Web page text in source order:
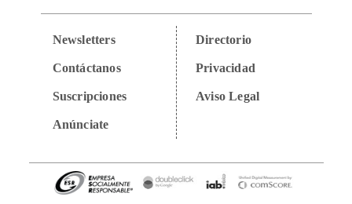
Newsletters
Contáctanos
Suscripciones
Anúnciate
Directorio
Privacidad
Aviso Legal